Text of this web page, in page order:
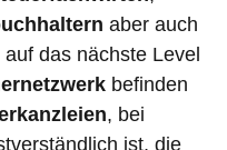
aber auch
auf das nächste Level
befinden
, bei